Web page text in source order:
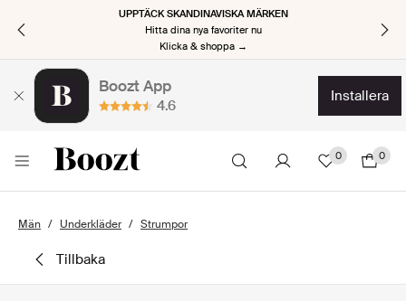
UPPTÄCK SKANDINAVISKA MÄRKEN
Hitta dina nya favoriter nu
Klicka & shoppa →
Boozt App
4.6
installera
0 0
Män Underkläder Strumpor
tillbaka